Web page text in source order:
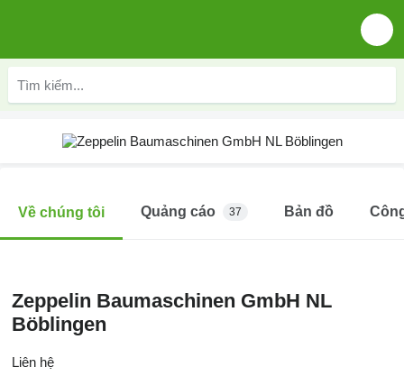
Về chúng tôi Quảng cáo 37 Bản đồ
Zeppelin Baumaschinen GmbH NL
Böblingen
Liên hệ